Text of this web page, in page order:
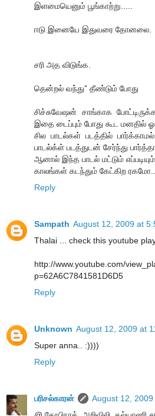
இளமையெனும் பூங்காற்று.....
ஈடு இனையே இதுவரை தோனலை.
சரி அத விடுங்க.
தென்றல் வந்து” தீண்டும் போது
சிச்சுவேஷன் சாங்காக
இதை டைப்பும் போது கூட மனதில்
சில பாடல்கள் படத்தில் பார்க்காமல்
பாடல்க்ள் படத்துடன் சேர்ந்து
ஆனால் இந்த பாடல் மட்டும்
காலங்கள் கடந்தும் கேட்கிற
Reply
Sampath August 12, 2009 at
Thalai ... check this youtube
http://www.youtube.com/
p=62A6C7841581D6D5
Reply
Unknown August 12, 2009 at
Super anna.. :))))
Reply
பரிசல்காரன்
August 12,